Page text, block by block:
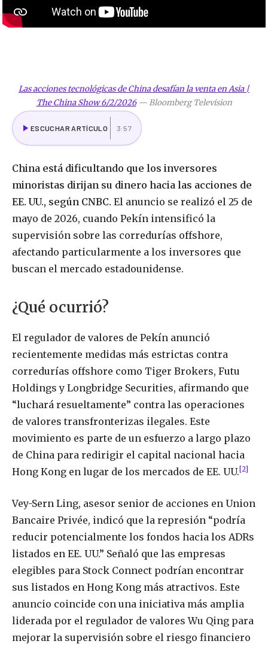
Las acciones tecnológicas de China desafían la venta en Asia |
The China Show 6/2/2026—Bloomberg Television
ESCUCHAR ARTÍCULO 3:57
China está dificultando que los inversores
minoristas dirijan su dinero hacia las acciones de
EE. UU., según CNBC. El anuncio se realizó el 25 de
mayo de 2026, cuando Pekín intensificó la
supervisión sobre las corredurías offshore,
afectando particularmente a los inversores que
buscan el mercado estadounidense.
¿Qué ocurrió?
El regulador de valores de Pekín anunció
recientemente medidas más estrictas contra
corredurías offshore como Tiger Brokers, Futu
Holdings y Longbridge Securities, afirmando que
“luchará resueltamente” contra las operaciones
de valores transfronterizas ilegales. Este
movimiento es parte de un esfuerzo a largo plazo
de China para redirigir el capital nacional hacia
Hong Kong en lugar de los mercados de EE. UU.[2]
Vey-Sern Ling, asesor senior de acciones en Union
Bancaire Privée, indicó que la represión “podría
reducir potencialmente los fondos hacia los ADRs
listados en EE. UU.” Señaló que las empresas
elegibles para Stock Connect podrían encontrar
sus listados en Hong Kong más atractivos. Este
anuncio coincide con una iniciativa más amplia
liderada por el regulador de valores Wu Qing para
mejorar la supervisión sobre el riesgo financiero